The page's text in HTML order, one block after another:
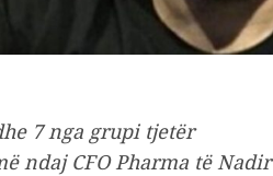
7 nga grupi tjetër
ndaj CFO Pharma të Nadir